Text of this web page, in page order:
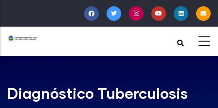
al
contenido
principal
Diagnóstico Tuberculosis